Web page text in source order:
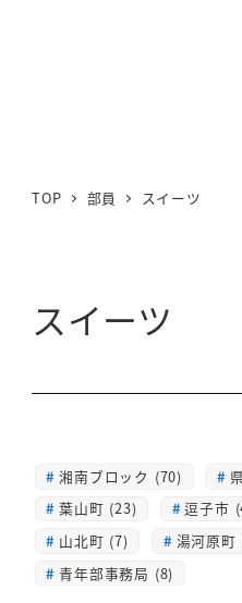
TOP 部員 スイーツ
スイーツ
湘南ブロック (70)
葉山町 (23)
逗子市
山北町 (7)
湯河原町
青年部事務局 (8)